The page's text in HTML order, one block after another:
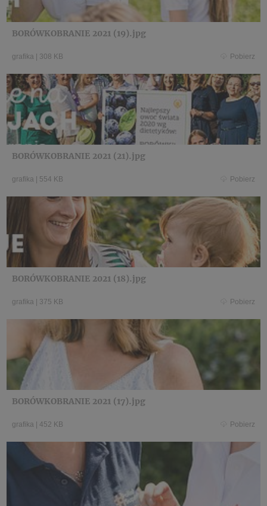
BORÓWKOBRANIE 2021 (19).jpg
grafika 308 KB Pobierz
BORÓWKOBRANIE 2021 (21).jpg
grafika 554 KB Pobierz
BORÓWKOBRANIE 2021 (18).jpg
grafika 375 KB Pobierz
BORÓWKOBRANIE 2021 (17).jpg
grafika 452 KB Pobierz